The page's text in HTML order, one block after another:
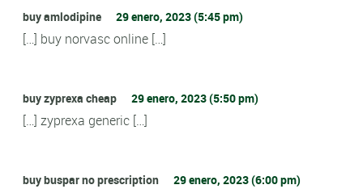
buy amlodipine 29 enero, 2023 (5:45 pm)
[…] buy norvasc online […]
buy zyprexa cheap 29 enero, 2023 (5:50 pm)
[…] zyprexa generic […]
buy buspar no prescription 29 enero, 2023 (6:00 pm)